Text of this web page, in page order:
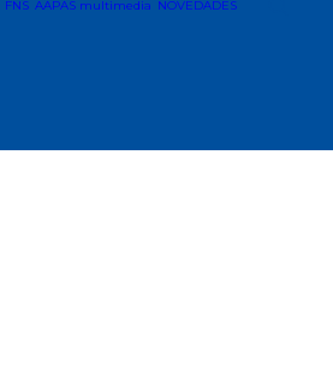
FNS AAPAS multimedia NOVEDADES